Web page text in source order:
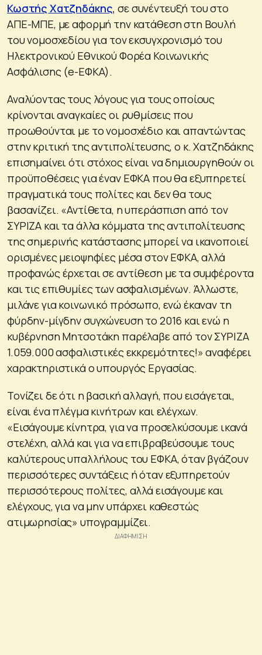
Κωστής Χατζηδάκης, σε συνέντευξή του στο
ΑΠΕ-ΜΠΕ, με αφορμή την κατάθεση στη Βουλή
του νομοσχεδίου για τον εκσυγχρονισμό του
Ηλεκτρονικού Εθνικού Φορέα Κοινωνικής
Ασφάλισης (e-ΕΦΚΑ).
Αναλύοντας τους λόγους για τους οποίους
κρίνονται αναγκαίες οι ρυθμίσεις που
προωθούνται με το νομοσχέδιο και απαντώντας
στην κριτική της αντιπολίτευσης, ο κ. Χατζηδάκης
επισημαίνει ότι στόχος είναι να δημιουργηθούν οι
προϋποθέσεις για έναν ΕΦΚΑ που θα εξυπηρετεί
πραγματικά τους πολίτες και δεν θα τους
βασανίζει. «Αντίθετα, η υπεράσπιση από τον
ΣΥΡΙΖΑ και τα άλλα κόμματα της αντιπολίτευσης
της σημερινής κατάστασης μπορεί να ικανοποιεί
ορισμένες μειοψηφίες μέσα στον ΕΦΚΑ, αλλά
προφανώς έρχεται σε αντίθεση με τα συμφέροντα
και τις επιθυμίες των ασφαλισμένων. Άλλωστε,
μιλάνε για κοινωνικό πρόσωπο, ενώ έκαναν τη
φύρδην-μίγδην συγχώνευση το 2016 και ενώ η
κυβέρνηση Μητσοτάκη παρέλαβε από τον ΣΥΡΙΖΑ
1.059.000 ασφαλιστικές εκκρεμότητες!» αναφέρει
χαρακτηριστικά ο υπουργός Εργασίας.
Τονίζει δε ότι η βασική αλλαγή, που εισάγεται,
είναι ένα πλέγμα κινήτρων και ελέγχων.
«Εισάγουμε κίνητρα, για να προσελκύσουμε ικανά
στελέχη, αλλά και για να επιβραβεύσουμε τους
καλύτερους υπαλλήλους του ΕΦΚΑ, όταν βγάζουν
περισσότερες συντάξεις ή όταν εξυπηρετούν
περισσότερους πολίτες, αλλά εισάγουμε και
ελέγχους, για να μην υπάρχει καθεστώς
ατιμωρησίας» υπογραμμίζει.